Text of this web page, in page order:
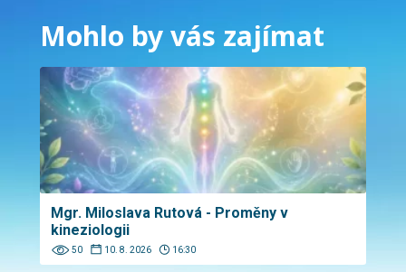
Mohlo by vás zajímat
Mgr. Miloslava Rutová - Proměny v
kineziologii
50 10. 8. 2026 16:30